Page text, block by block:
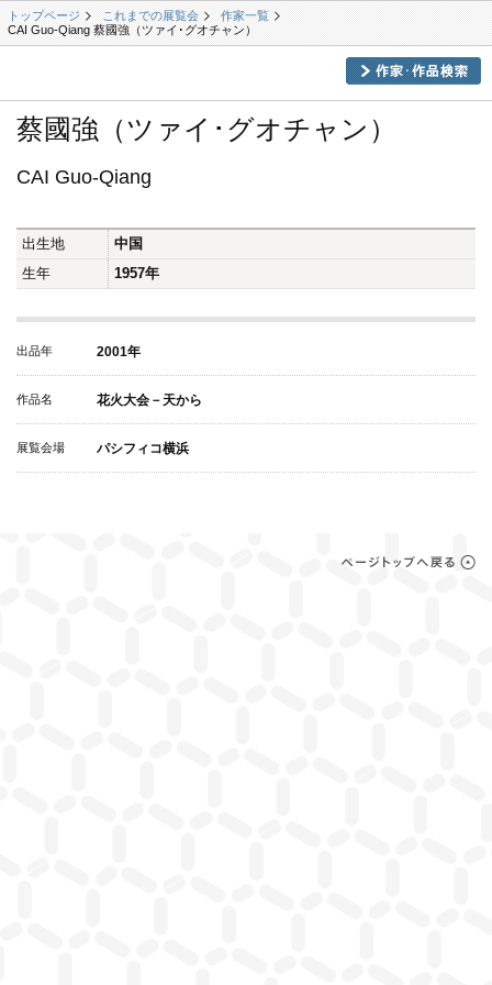
トップページ これまでの展覧会
作家一覧
CAI Guo-Qiang 蔡國強（ツァイ･グオチャン）
蔡國強（ツァイ･グオチャン）
CAI Guo-Qiang
出生地
中国
生年
1957年
出品年 2001年
作品名 花火大会－天から
展覧会場 パシフィコ横浜